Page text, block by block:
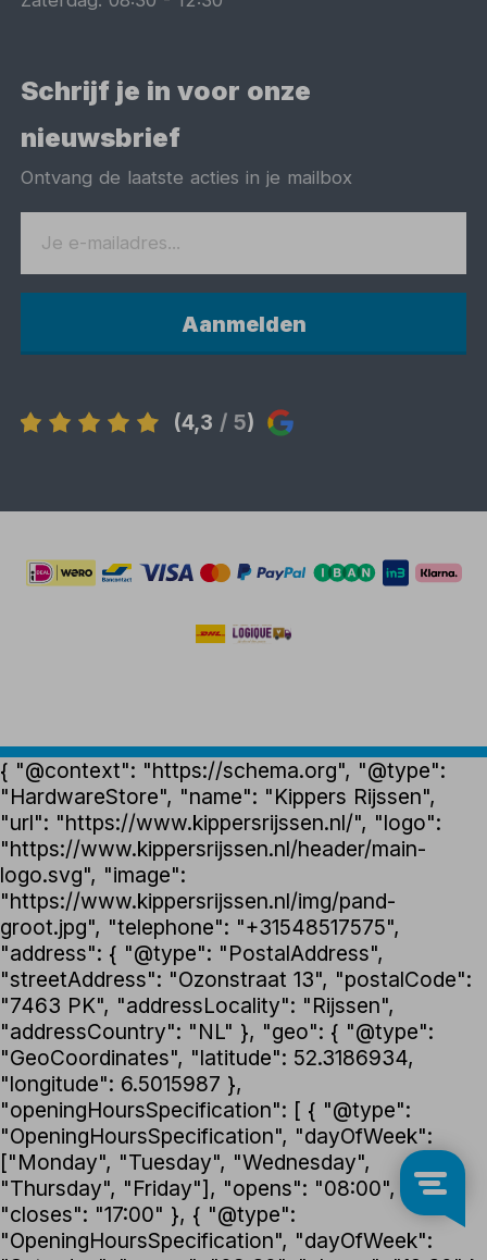
Schrijf je in voor onze
nieuwsbrief
Ontvang de laatste acties in je mailbox
Aanmelden
(4,3 / 5)
{ "@context": "https://schema.org", "@type":
"HardwareStore", "name": "Kippers Rijssen",
"url": "https://www.kippersrijssen.nl/", "logo":
"https://www.kippersrijssen.nl/header/main-
logo.svg", "image":
"https://www.kippersrijssen.nl/img/pand-
groot.jpg", "telephone": "+31548517575",
"address": { "@type": "PostalAddress",
"streetAddress": "Ozonstraat 13", "postalCode":
"7463 PK", "addressLocality": "Rijssen",
"addressCountry": "NL" }, "geo": { "@type":
"GeoCoordinates", "latitude": 52.3186934,
"longitude": 6.5015987 },
"openingHoursSpecification": [ { "@type":
"OpeningHoursSpecification", "dayOfWeek":
["Monday", "Tuesday", "Wednesday",
"Thursday", "Friday"], "opens": "08:00",
"closes": "17:00" }, { "@type":
"OpeningHoursSpecification", "dayOfWeek":